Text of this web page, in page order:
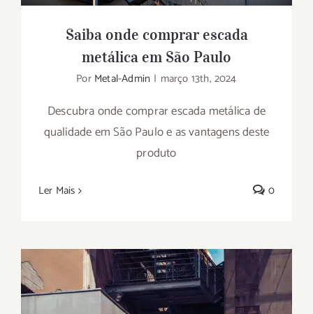
Saiba onde comprar escada
metálica em São Paulo
Por Metal-Admin | março 13th, 2024
Descubra onde comprar escada metálica de
qualidade em São Paulo e as vantagens deste
produto
Ler Mais 0